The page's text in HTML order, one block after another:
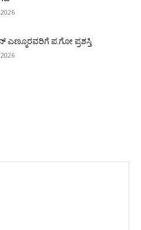
ಎಣ್ಮೂರವರಿಗೆ ಪ.ಗೋ ಪ್ರಶಸ್ತಿ